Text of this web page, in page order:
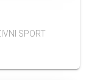
SPORT